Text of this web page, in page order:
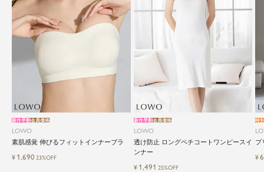
LOWO
素肌感覚 伸びるフィットインナーブラ
新作早割会員価格
¥ 1,690 23%OFF
LOWO
透け防止 ロングペチコートワンピースイ
ンナー
新作早割会員価格
¥ 1,491 25%OFF
プ
特
¥